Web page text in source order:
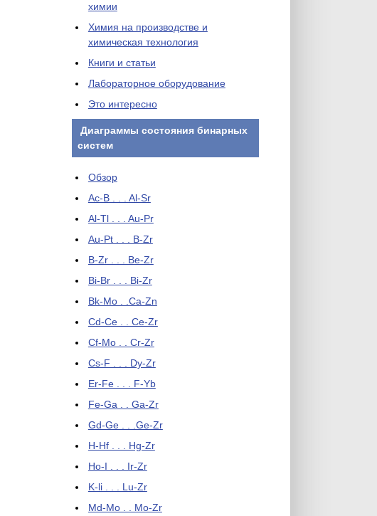
химии
Химия на производстве и
химическая технология
Книги и статьи
Лабораторное оборудование
Это интересно
Диаграммы состояния бинарных
систем
Обзор
Ac-B . . . Al-Sr
Al-Tl . . . Au-Pr
Au-Pt . . . B-Zr
B-Zr . . . Be-Zr
Bi-Br . . . Bi-Zr
Bk-Mo . .Ca-Zn
Cd-Ce . . Ce-Zr
Cf-Mo . . Cr-Zr
Cs-F . . . Dy-Zr
Er-Fe . . . F-Yb
Fe-Ga . . Ga-Zr
Gd-Ge . . .Ge-Zr
H-Hf . . . Hg-Zr
Ho-I . . . Ir-Zr
K-li . . . Lu-Zr
Md-Mo . . Mo-Zr